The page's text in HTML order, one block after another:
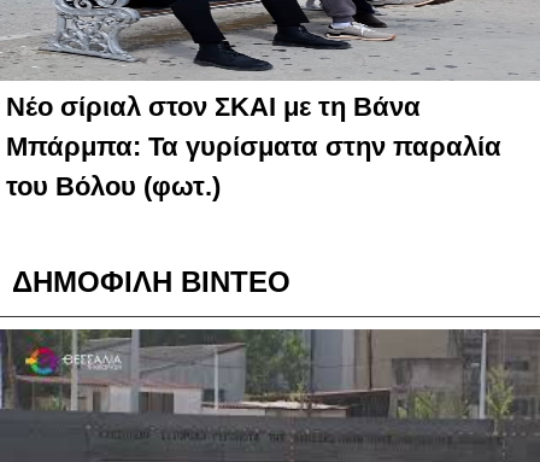
Νέο σίριαλ στον ΣΚΑΙ με τη Βάνα
Μπάρμπα: Τα γυρίσματα στην παραλία
του Βόλου (φωτ.)
ΔΗΜΟΦΙΛΗ ΒΙΝΤΕΟ